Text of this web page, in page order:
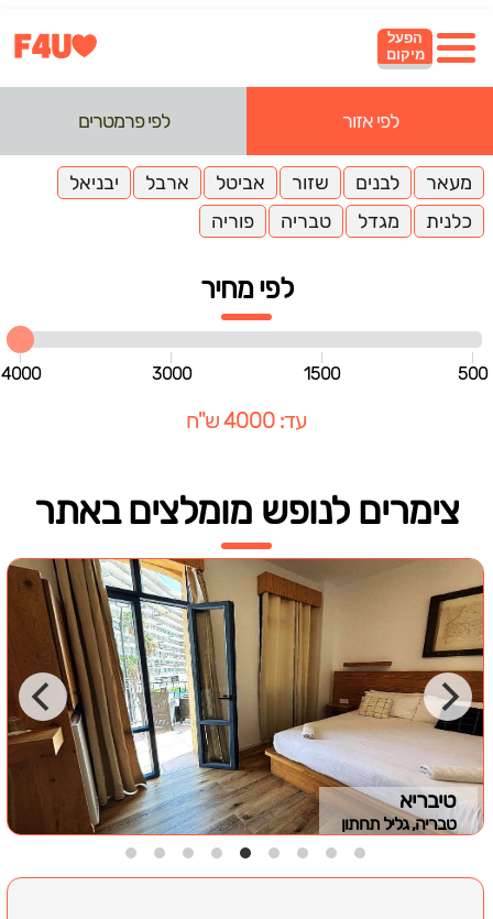
הפעל
מיקום
לפי אזור לפי פרמטרים
מעאר לבנים שזור אביטל ארבל
יבניאל
כלנית
מגדל טבריה פוריה
לפי מחיר
500
1500
3000
4000
עד: 4000 ש"ח
צימרים לנופש מומלצים באתר
טיבריא
טבריה, גליל תחתון